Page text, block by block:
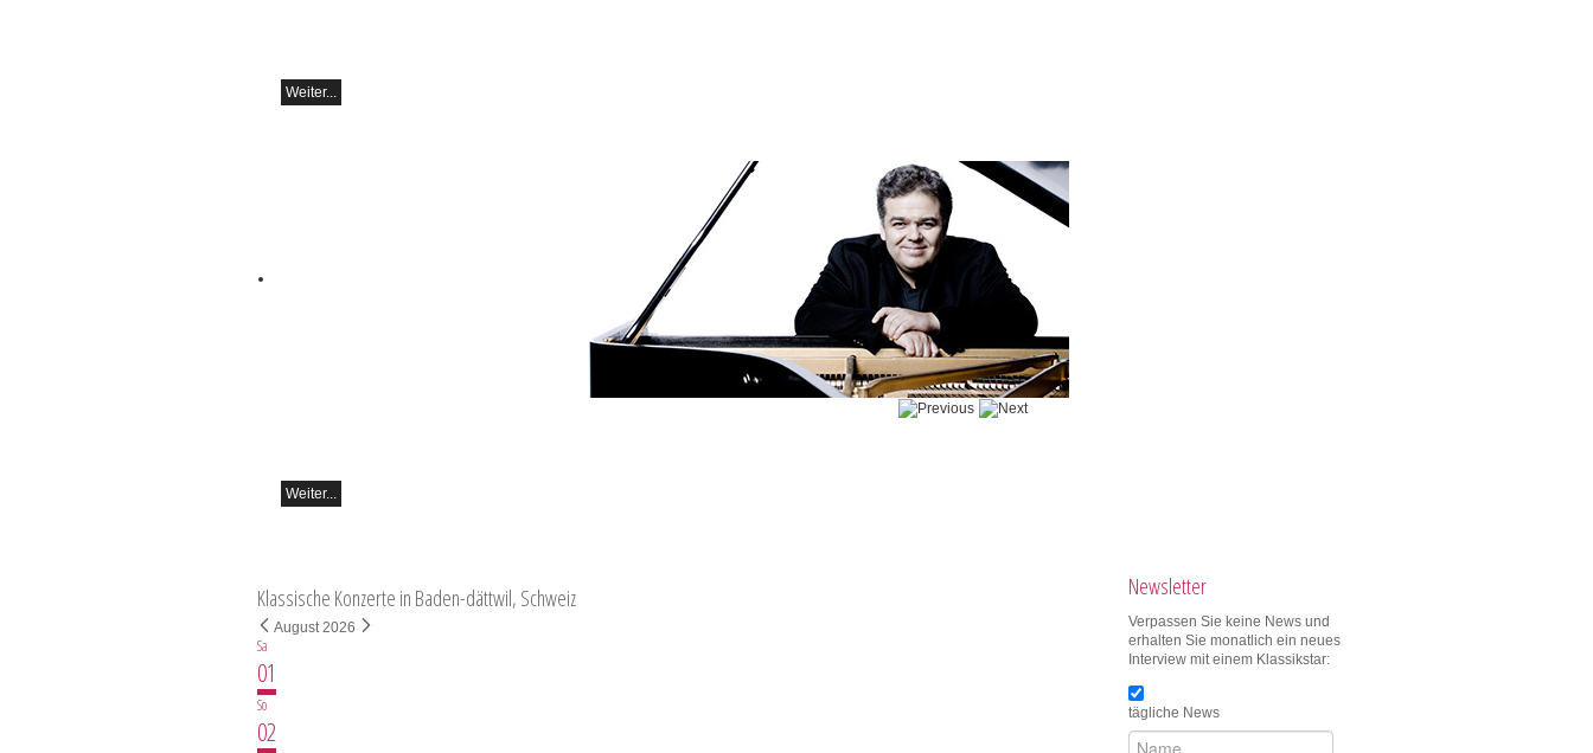
Weiter...
Weiter...
Klassische Konzerte in Baden-dättwil, Schweiz
August 2026
Sa
01
So
02
Newsletter
Verpassen Sie keine News und
erhalten Sie monatlich ein neues
Interview mit einem Klassikstar:
tägliche News